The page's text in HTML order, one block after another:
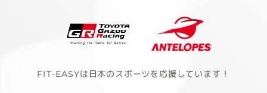
FIT-EASYは日本のスポーツを応援しています！